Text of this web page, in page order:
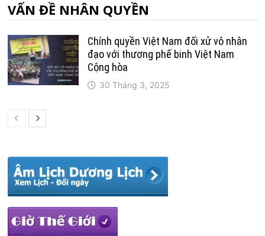
VẤN ĐỀ NHÂN QUYỀN
Chính quyền Việt Nam đối xử vô nhân
đạo với thương phế binh Việt Nam
Cộng hòa
30 Tháng 3, 2025